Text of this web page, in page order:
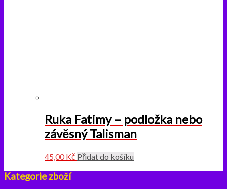
Ruka Fatimy – podložka nebo
závěsný Talisman
45,00Kč Přidat do košíku
Kategorie zboží